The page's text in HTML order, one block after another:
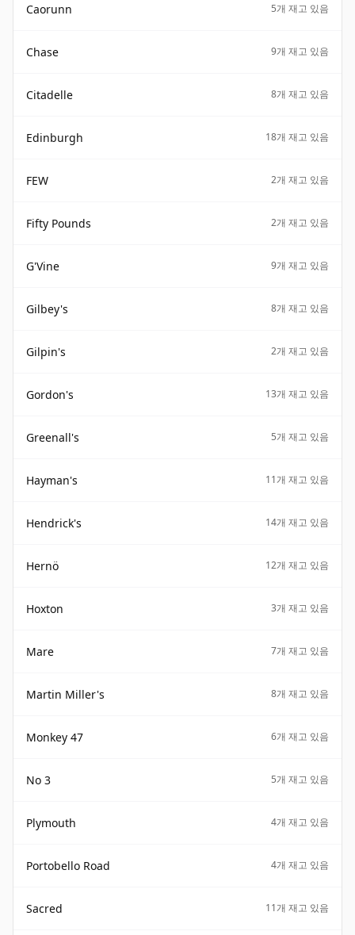
Caorunn 5개 재고 있음
Chase 9개 재고 있음
Citadelle 8개 재고 있음
Edinburgh 18개 재고 있음
FEW 2개 재고 있음
Fifty Pounds 2개 재고 있음
G'Vine 9개 재고 있음
Gilbey's 8개 재고 있음
Gilpin's 2개 재고 있음
Gordon's 13개 재고 있음
Greenall's 5개 재고 있음
Hayman's 11개 재고 있음
Hendrick's 14개 재고 있음
Hernö 12개 재고 있음
Hoxton 3개 재고 있음
Mare 7개 재고 있음
Martin Miller's 8개 재고 있음
Monkey 47 6개 재고 있음
No 3 5개 재고 있음
Plymouth 4개 재고 있음
Portobello Road 4개 재고 있음
Sacred 11개 재고 있음